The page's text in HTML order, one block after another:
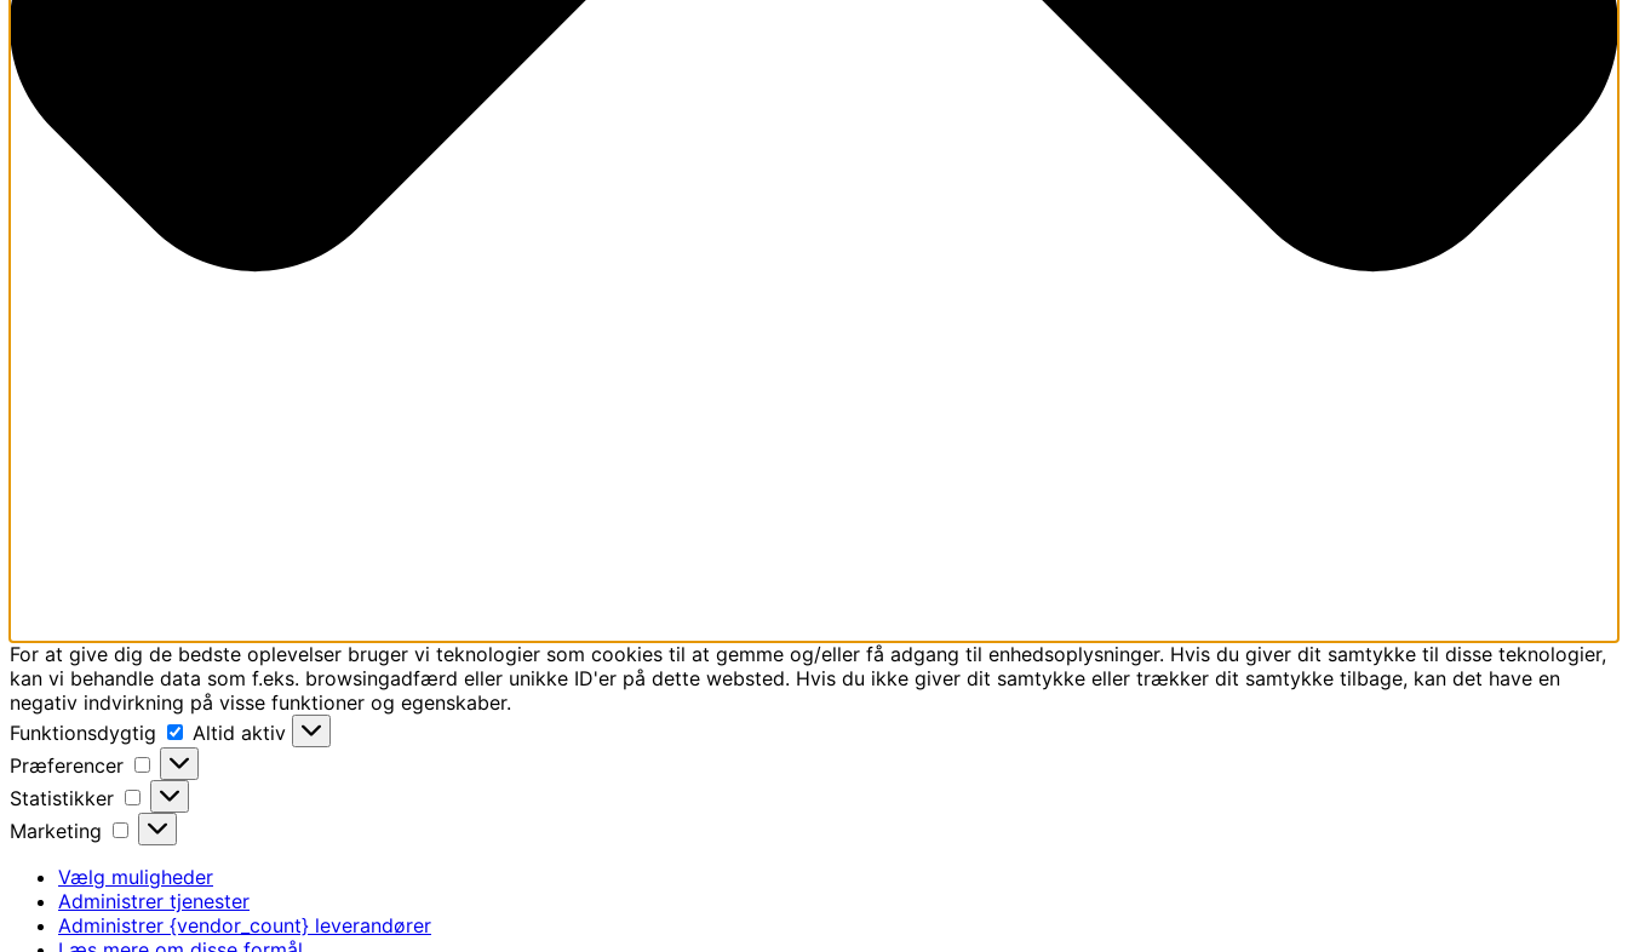
For at give dig de bedste oplevelser bruger vi teknologier som cookies til at gemme og/eller få adgang til enhedsoplysninger. Hvis du giver dit samtykke til disse teknologier,
kan vi behandle data som f.eks. browsingadfærd eller unikke ID'er på dette websted. Hvis du ikke giver dit samtykke eller trækker dit samtykke tilbage, kan det have en
negativ indvirkning på visse funktioner og egenskaber.
Funktionsdygtig
Funktionsdygtig
Altid aktiv
Præferencer
Præferencer
Statistikker
Statistikker
Marketing
Marketing
Vælg muligheder
Administrer tjenester
Administrer {vendor_count} leverandører